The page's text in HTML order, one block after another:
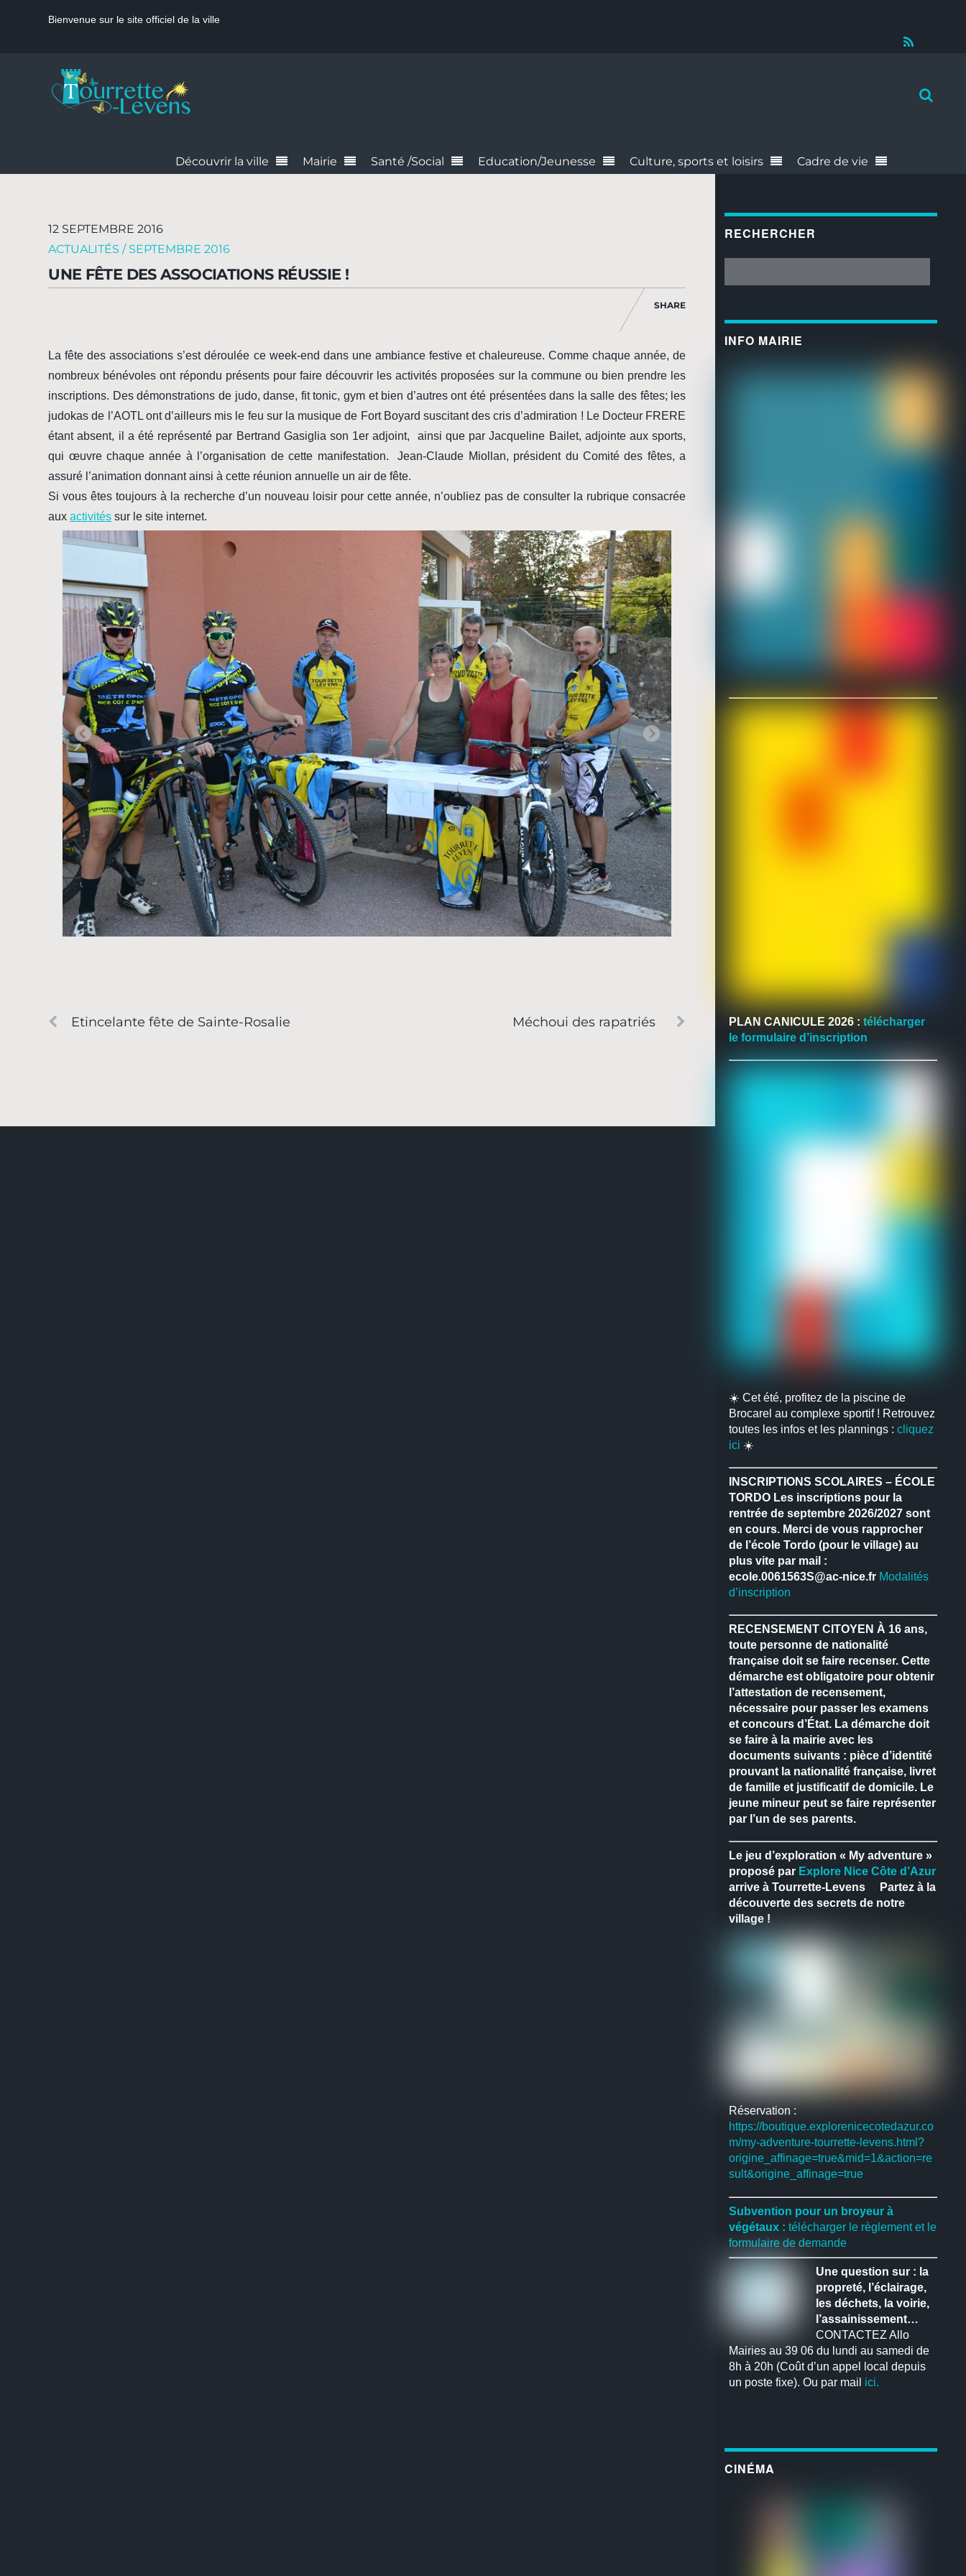
Bienvenue sur le site officiel de la ville
Découvrir la ville Mairie Santé /Social Education/Jeunesse Culture, sports et loisirs Cadre de vie
12 SEPTEMBRE 2016
ACTUALITÉS / SEPTEMBRE 2016
UNE FÊTE DES ASSOCIATIONS RÉUSSIE !
SHARE
La fête des associations s’est déroulée ce week-end dans une ambiance festive et chaleureuse. Comme chaque année, de
nombreux bénévoles ont répondu présents pour faire découvrir les activités proposées sur la commune ou bien prendre les
inscriptions. Des démonstrations de judo, danse, fit tonic, gym et bien d’autres ont été présentées dans la salle des fêtes; les
judokas de l’AOTL ont d’ailleurs mis le feu sur la musique de Fort Boyard suscitant des cris d’admiration ! Le Docteur FRERE
étant absent, il a été représenté par Bertrand Gasiglia son 1er adjoint, ainsi que par Jacqueline Bailet, adjointe aux sports,
qui œuvre chaque année à l’organisation de cette manifestation. Jean-Claude Miollan, président du Comité des fêtes, a
assuré l’animation donnant ainsi à cette réunion annuelle un air de fête.
Si vous êtes toujours à la recherche d’un nouveau loisir pour cette année, n’oubliez pas de consulter la rubrique consacrée
auxactivités sur le site internet.
Etincelante fête de Sainte-Rosalie Méchoui des rapatriés
RECHERCHER
INFO MAIRIE
PLAN CANICULE 2026 : télécharger
le formulaire d’inscription
☀️ Cet été, profitez de la piscine de
Brocarel au complexe sportif ! Retrouvez
toutes les infos et les plannings : cliquez
ici ☀️
INSCRIPTIONS SCOLAIRES – ÉCOLE
TORDOLes inscriptions pour la
rentrée de septembre 2026/2027 sont
en cours. Merci de vous rapprocher
de l’école Tordo (pour le village) au
plus vite par mail :
ecole.0061563S@ac-nice.fr Modalités
d’inscription
RECENSEMENT CITOYEN À 16 ans,
toute personne de nationalité
française doit se faire recenser. Cette
démarche est obligatoire pour obtenir
l’attestation de recensement,
nécessaire pour passer les examens
et concours d’État.La démarche doit
se faire à la mairie avec les
documents suivants : pièce d’identité
prouvant la nationalité française, livret
de famille et justificatif de domicile.Le
jeune mineur peut se faire représenter
par l’un de ses parents.
Le jeu d’exploration « My adventure »
proposé par Explore Nice Côte d’Azur
arrive à Tourrette-Levens
Partez à la
découverte des secrets de notre
village !
Réservation :
https://boutique.explorenicecotedazur.co
m/my-adventure-tourrette-levens.html?
origine_affinage=true&mid=1&action=re
sult&origine_affinage=true
Subvention pour un broyeur à
végétaux : télécharger le règlement et le
formulaire de demande
Une question sur : la
propreté, l’éclairage,
les déchets, la voirie,
l’assainissement…
CONTACTEZ Allo
Mairies au 39 06 du lundi au samedi de
8h à 20h (Coût d’un appel local depuis
un poste fixe). Ou par mail ici.
CINÉMA